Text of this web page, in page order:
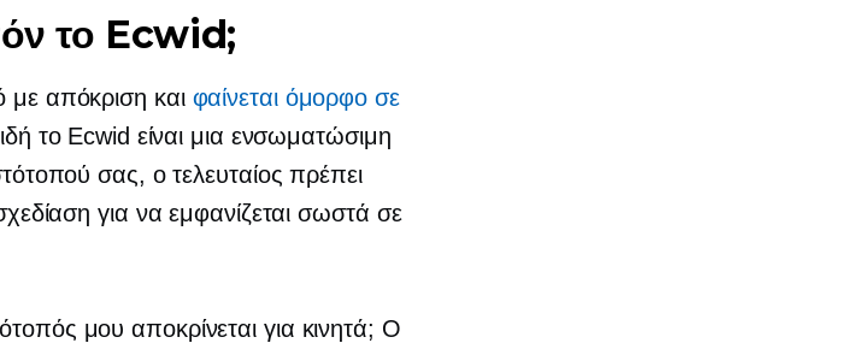
το Ecwid;
με απόκριση και φαίνεται όμορφο σε
το Ecwid είναι μια ενσωματώσιμη
σας, ο τελευταίος πρέπει
για να εμφανίζεται σωστά σε
μου αποκρίνεται για κινητά; Ο